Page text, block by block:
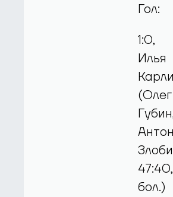
Гол:
1:0,
Илья
(Олег
Антон
47:40,
бол.)